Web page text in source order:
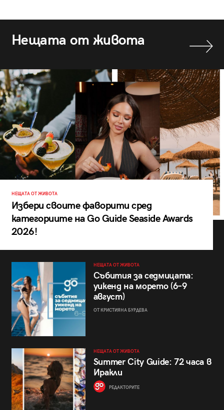
Нещата от живота
НЕЩАТА ОТ ЖИВОТА
Избери своите фаворити сред
категориите на Go Guide Seaside Awards
2026!
НЕЩАТА ОТ ЖИВОТА
Събития за седмицата:
уикенд на морето (6–9
август)
ОТ КРИСТИЯНА БУРДЕВА
НЕЩАТА ОТ ЖИВОТА
Summer City Guide: 72 часа в
Иракли
РЕДАКТОРИТЕ